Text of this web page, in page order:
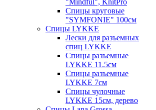
"Mindful", KnitPro
Спицы круговые
"SYMFONIE" 100см
Спицы LYKKE
Лески для разъемных
спиц LYKKE
Спицы разъемные
LYKKE 11.5см
Спицы разъемные
LYKKE 7см
Спицы чулочные
LYKKE 15см, дерево